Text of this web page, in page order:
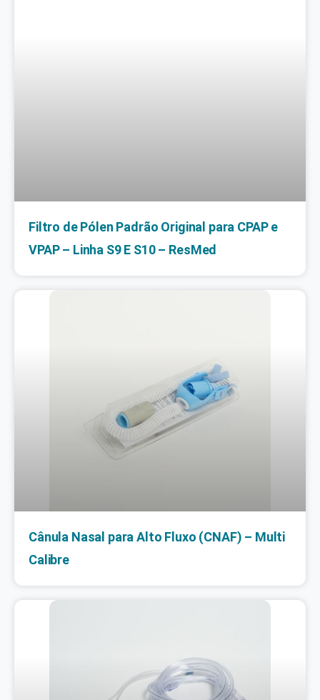
Filtro de Pólen Padrão Original para CPAP e
VPAP – Linha S9 E S10 – ResMed
Cânula Nasal para Alto Fluxo (CNAF) – Multi
Calibre